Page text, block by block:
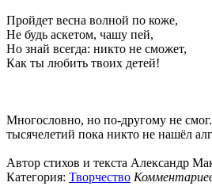
Пройдет весна волной по коже,
Не будь аскетом, чашу пей,
Но знай всегда: никто не сможет,
Как ты любить твоих детей!
Многословно, но по-другому не
тысячелетий пока никто не нашёл
Автор стихов и текста Александр
Категория: Творчество